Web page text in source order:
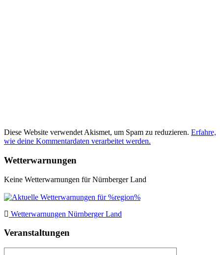
Diese Website verwendet Akismet, um Spam zu reduzieren. Erfahre,
wie deine Kommentardaten verarbeitet werden.
Wetterwarnungen
Keine Wetterwarnungen für Nürnberger Land
Wetterwarnungen Nürnberger Land
Veranstaltungen